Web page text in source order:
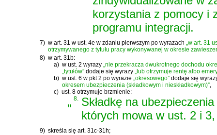
korzystania z pomocy i
programu integracji.
7) w art. 31 w ust. 4e w zdaniu pierwszym po wyrazach „w art. 31
otrzymywanego z tytułu pracy wykonywanej w okresie
8) w art. 31b:
a) w ust. 2 wyrazy „nie przekracza dwukrotnego dochodu
„tytułów” dodaje się wyrazy „lub otrzymuje rentę albo
b) w ust. 6 w pkt 2 po wyrazie „okresowego” dodaje się
okresem ubezpieczenia (składkowym i nieskładkowym)”,
c) ust. 8 otrzymuje brzmienie:
„8. Składkę na
których mowa w ust. 2 i
9) skreśla się art. 31c-31h;